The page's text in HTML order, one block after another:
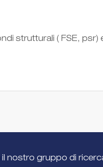
strutturali ( FSE,
nostro gruppo di